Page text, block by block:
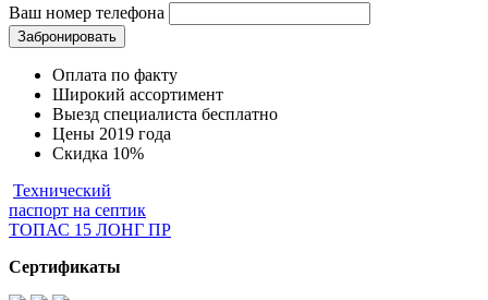
Ваш номер телефона
Забронировать
Оплата по факту
Широкий ассортимент
Выезд специалиста бесплатно
Цены 2019 года
Скидка 10%
Технический
паспорт на септик
ТОПАС 15 ЛОНГ ПР
Cертификаты